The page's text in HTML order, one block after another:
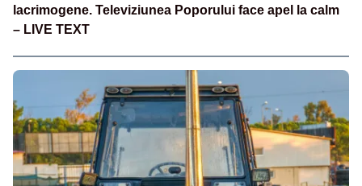
lacrimogene. Televiziunea Poporului face apel la calm
– LIVE TEXT